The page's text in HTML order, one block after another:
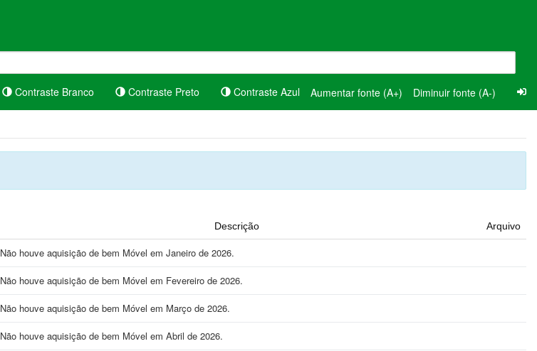
Contraste Branco Contraste Preto Contraste Azul Aumentar fonte (A+) Diminuir fonte (A-)
Descrição Arquivo
Não houve aquisição de bem Móvel em Janeiro de 2026.
Não houve aquisição de bem Móvel em Fevereiro de 2026.
Não houve aquisição de bem Móvel em Março de 2026.
Não houve aquisição de bem Móvel em Abril de 2026.